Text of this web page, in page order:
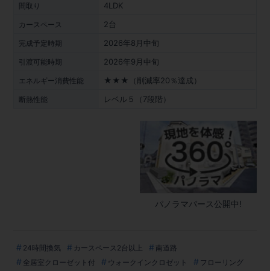
間取り 4LDK
カースペース 2台
完成予定時期 2026年8月中旬
引渡可能時期 2026年9月中旬
エネルギー消費性能 ★★★（削減率20％達成）
断熱性能 レベル５（7段階）
24時間換気 カースペース2台以上
南道路
全居室クローゼット付
ウォークインクロゼット
フローリング
パノラマパース公開中!